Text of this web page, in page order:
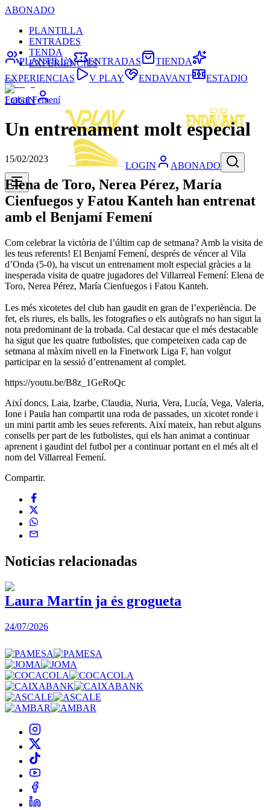
ABONADO
PLANTILLA
ENTRADES
TENDA
EXPERIÈNCIES
LOGIN
LOGIN ABONADO
PLANTILLA ENTRADAS
TIENDA
EXPERIENCIAS
V PLAY ENDAVANT ESTADIO
Futbol Femení
Un entrenament molt especial
15/02/2023
Elena de Toro, Nerea Pérez, María
Cienfuegos y Fatou Kanteh han entrenat
amb el Benjamí Femení
Com celebrar la victòria de l’últim cap de setmana? Amb la visita de
les teus referents! El Benjamí Femení, després de véncer al Vila
d’Onda (5-0), ha viscut un entrenament molt especial gràcies a la
inesperada visita de quatre jugadores del Villarreal Femení: Elena de
Toro, Nerea Pérez, María Cienfuegos i Fatou Kanteh.
Les més xicotetes del club han gaudit en gran de l’experiència. De
fet, els riures, els balls, les fotografies o els autògrafs no han sigut la
nota predominant de la trobada. Cal destacar que el més destacable
ha sigut que les quatre futbolistes, que competeixen cada cap de
setmana al màxim nivell en la Finetwork Liga F, han volgut
participar en la sessió d’entrenament al complet.
https://youtu.be/B8z_1GeRoQc
Així doncs, Laia, Izarbe, Claudia, Nuria, Vera, Lucía, Vega, Valeria,
Ione i Paula han compartit una roda de passades, un xicotet ronde i
un mini partit amb les seues referents. Així mateix, han rebut alguns
consells per part de les futbolistes, qui els han animat a continuar
aprenent i gaudint del futbol per a continuar portant en el més alt el
nom del Villarreal Femení.
Compartir.
Noticias relacionadas
Laura Martín ja és grogueta
24/07/2026